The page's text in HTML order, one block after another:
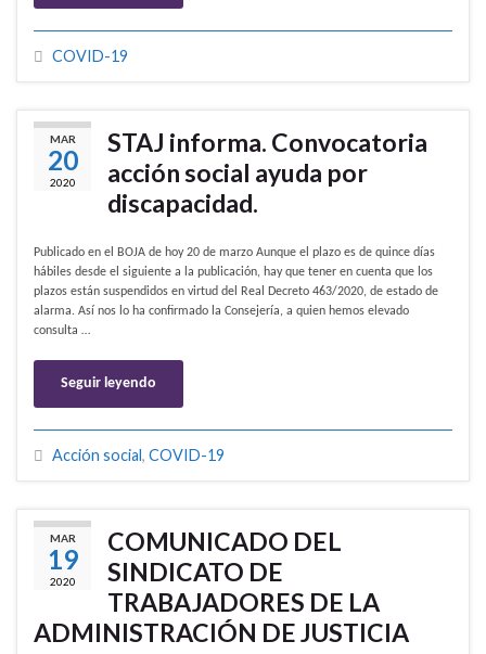
COVID-19
MAR
20
2020
STAJ informa. Convocatoria
acción social ayuda por
discapacidad.
Publicado en el BOJA de hoy 20 de marzo Aunque el plazo es de quince días
hábiles desde el siguiente a la publicación, hay que tener en cuenta que los
plazos están suspendidos en virtud del Real Decreto 463/2020, de estado de
alarma. Así nos lo ha confirmado la Consejería, a quien hemos elevado
consulta …
Seguir leyendo
Acción social, COVID-19
MAR
19
2020
COMUNICADO DEL
SINDICATO DE
TRABAJADORES DE LA
ADMINISTRACIÓN DE JUSTICIA